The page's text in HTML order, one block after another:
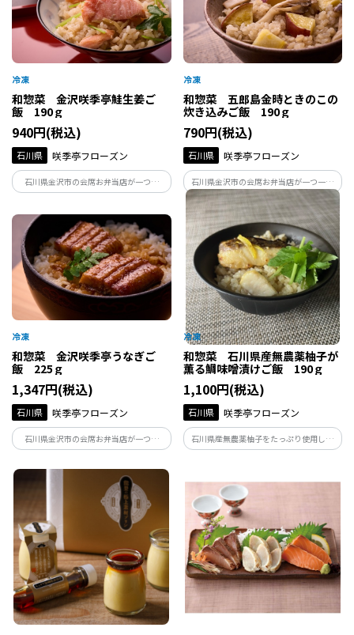
和惣菜 金沢咲季亭鮭生姜ご
飯 190ｇ
940円(税込)
石川県 咲季亭フローズン
石川県金沢市の会席お弁当店が一つ一
つ、丁寧に手作りしている鮭生姜ご飯で
を炊き込みました。生姜の香りと鮭の旨
味がぎゅっと詰まった美味しいご飯が手
軽に楽しめます。
和惣菜 五郎島金時ときのこの
炊き込みご飯 190ｇ
790円(税込)
石川県 咲季亭フローズン
石川県金沢市の会席お弁当店が一つ一つ
丁寧に手作りしている、きのこ炊き込み
ご飯です。たっぷりのきのこの旨味がご飯
にしっかり染みて、誰からも愛されるほ
っとする美味しさです。五郎島金時の甘さ
がアクセント。
和惣菜 金沢咲季亭うなぎご
飯 225ｇ
1,347円(税込)
石川県 咲季亭フローズン
石川県金沢市の会席お弁当店が一つ一
つ、丁寧に手作りしているうなぎご飯で
す。ふっくらと厚みのあるうなぎとまるで
炊き立てのご飯が手軽に楽しめる、ボリ
ュームのある食べ応えある逸品です。
和惣菜 石川県産無農薬柚子が
薫る鯛味噌漬けご飯 190ｇ
1,100円(税込)
石川県 咲季亭フローズン
石川県産無農薬柚子をたっぷり使用した
柚子味噌で漬込み、ふっくら焼き上げた
子の香りに旨味がしっかり味わえる満足
度の高いご飯です。